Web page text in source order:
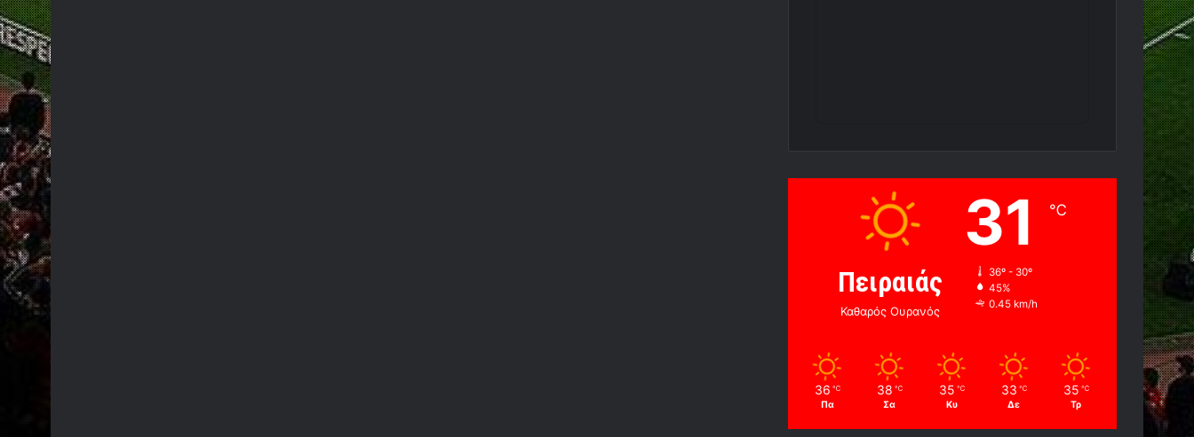
Πειραιάς
Καθαρός Ουρανός
31 ℃
36º - 30º
45%
0.45 km/h
36 ℃
Πα
38 ℃
Σα
35 ℃
Κυ
33 ℃
Δε
35 ℃
Τρ